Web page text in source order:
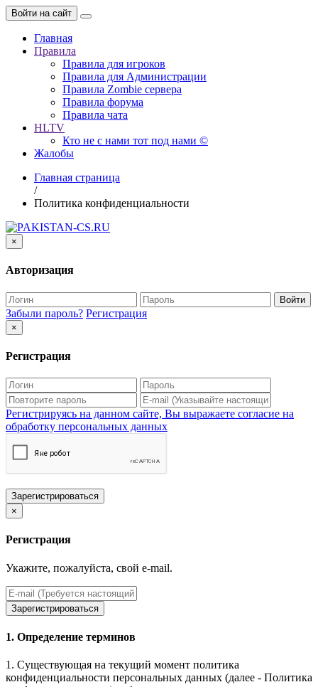
Войти на сайт
Главная
Правила
Правила для игроков
Правила для Администрации
Правила Zombie сервера
Правила форума
Правила чата
HLTV
Кто не с нами тот под нами ©
Жалобы
Главная страница
/
Политика конфиденциальности
×
Авторизация
Войти
Забыли пароль? Регистрация
×
Регистрация
Регистрируясь на данном сайте, Вы выражаете согласие на
обработку персональных данных
Зарегистрироваться
×
Регистрация
Укажите, пожалуйста, свой e-mail.
Зарегистрироваться
1. Определение терминов
1. Существующая на текущий момент политика
конфиденциальности персональных данных (далее - Политика